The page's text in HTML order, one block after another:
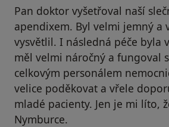
Pan doktor vyšetřoval naší
apendixem. Byl velmi jemný a
vysvětlil. I následná péče byla
měl velmi náročný a fungoval
celkovým personálem
velice poděkovat a vřele
mladé pacienty. Jen je mi líto,
Nymburce.